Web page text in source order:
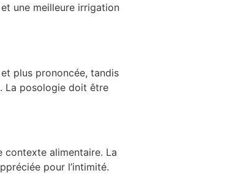
une meilleure irrigation
plus prononcée, tandis
La posologie doit être
contexte alimentaire. La
pour l’intimité.